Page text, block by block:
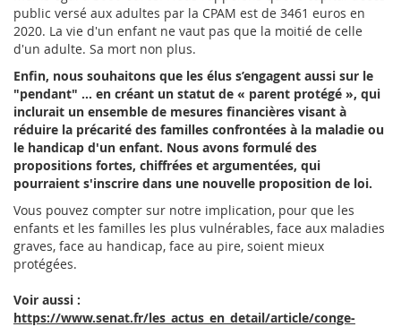
public versé aux adultes par la CPAM est de 3461 euros en
2020. La vie d'un enfant ne vaut pas que la moitié de celle
d'un adulte. Sa mort non plus.
Enfin, nous souhaitons que les élus s’engagent aussi sur le
"pendant" ... en créant un statut de « parent protégé », qui
inclurait un ensemble de mesures financières visant à
réduire la précarité des familles confrontées à la maladie ou
le handicap d'un enfant. Nous avons formulé des
propositions fortes, chiffrées et argumentées, qui
pourraient s'inscrire dans une nouvelle proposition de loi.
Vous pouvez compter sur notre implication, pour que les
enfants et les familles les plus vulnérables, face aux maladies
graves, face au handicap, face au pire, soient mieux
protégées.
Voir aussi :
https://www.senat.fr/les_actus_en_detail/article/conge-